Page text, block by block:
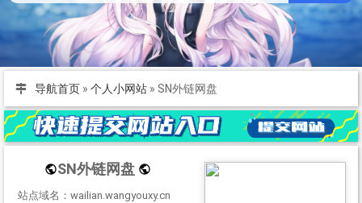
导航首页 » 个人小网站 » SN外链网盘
SN外链网盘
站点域名：wailian.wangyouxy.cn